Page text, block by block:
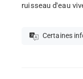
ruisseau d'eau
Certaines